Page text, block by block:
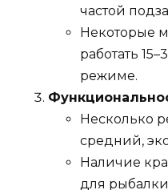
частой
Некоторые
работать
режиме.
Несколько
средний,
Наличие
для